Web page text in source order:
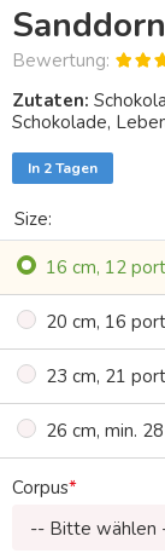
Bewertung:
Zutaten:
Schokolade,
In 2 Tagen
Size:
16 cm, 12
20 cm, 16
23 cm, 21
26 cm, min.
Corpus
-- Bitte wählen